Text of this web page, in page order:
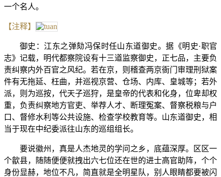
一个名人。
【注释】
御史：江东之弹劾冯保时任山东道御史。据《明史·职官
志》记载，明代都察院设有十三道监察御史，正七品，主要负
责纠察内外百官之风纪。若在京，则稽查两京衙门审理刑狱案
件有无拖延、枉曲，并巡视京营、仓场、内库、皇城等；若外
派，则为巡按，代天子巡狩，是皇帝的代表和化身，位卑却权
重，负责纠察地方官吏、举荐人才、断理冤案、督察税粮与户
口、督修水利等公共设施、检查学校教育等。山东道御史，相
当于现在中纪委派往山东的巡组组长。
要说徽州，真是人杰地灵的学问之乡，底蕴深厚。区区一
个歙县，随随便便就拽出六七位还在世的进士高官助阵，个个
身份显赫，地位不凡，简直就是全明星队，别人眼睛都要被闪